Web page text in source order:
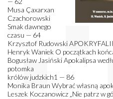
Musa Çaxarxan
Czachorowski
Smak dawnego
czasu — 64
Krzysztof Rudowski
Henryk Waniek O początkach
Bogusław Jasiński Apokalipsa
potomka
królów judzkich1 — 86
Monika Braun Wybrać własną
Leszek Koczanowicz „Nie patrz w